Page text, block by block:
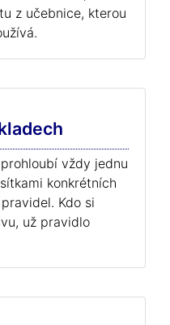
z učebnice, kterou
vždy jednu
konkrétních
Kdo si
už pravidlo